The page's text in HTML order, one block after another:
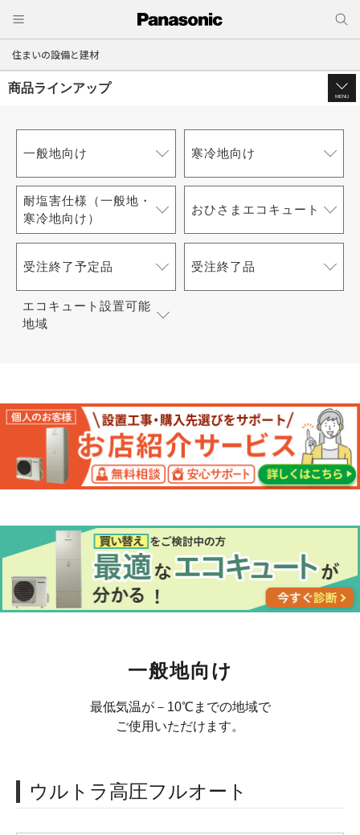
住まいの設備と建材
商品ラインアップ
MENU
一般地向け 寒冷地向け
耐塩害仕様（一般地・
寒冷地向け）
おひさまエコキュート
受注終了予定品 受注終了品
エコキュート設置可能
地域
一般地向け
最低気温が－10℃までの地域で
ご使用いただけます。
ウルトラ高圧フルオート